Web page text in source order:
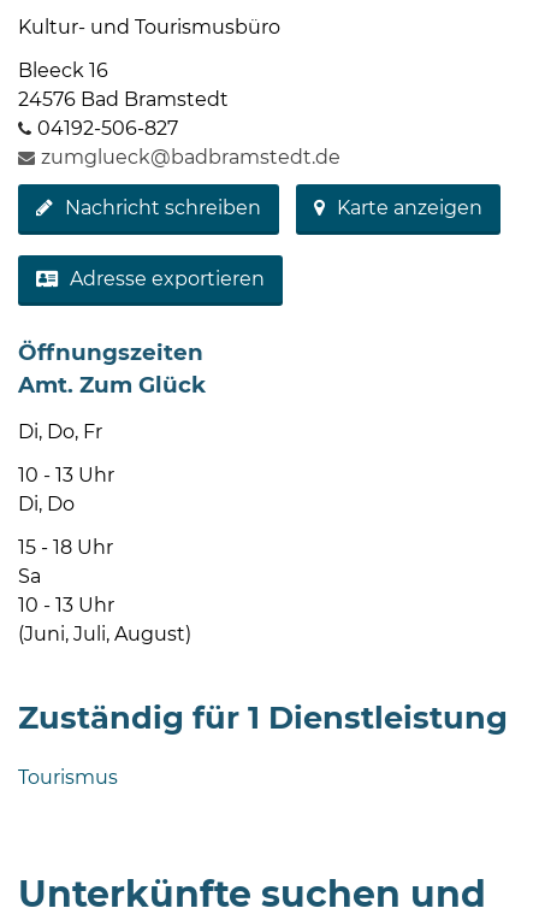
Bramstedt
04192-
506-
zentrale@badbramstedt.de
Mo,
Fr
Uhr
Do
08
und
sowie
außerhalb
Kultur- und Tourismusbüro
Bleeck 16
24576 Bad Bramstedt
04192-506-827
zumglueck@badbramstedt.de
Nachricht schreiben Karte anzeigen
Adresse exportieren
Öffnungszeiten
Amt. Zum Glück
Di, Do, Fr
10 - 13 Uhr
Di, Do
15 - 18 Uhr
Sa
10 - 13 Uhr
(Juni, Juli, August)
Zuständig für 1 Dienstleistung
Tourismus
Unterkünfte suchen und